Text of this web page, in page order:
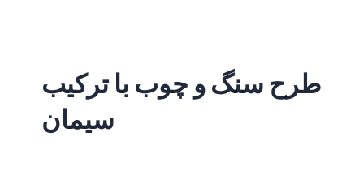
طرح سنگ و چوب با ترکیب
سیمان